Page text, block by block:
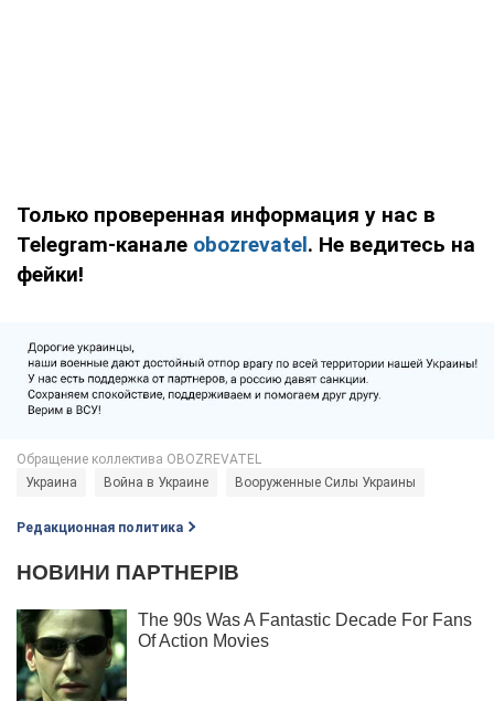
Только проверенная информация у нас в
Telegram-канале obozrevatel. Не ведитесь на
фейки!
Украина Война в Украине Вооруженные Силы Украины
Редакционная политика